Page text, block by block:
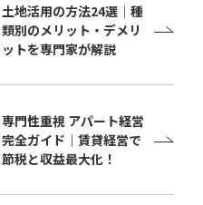
土地活用の方法24選｜種
類別のメリット・デメリ
ットを専門家が解説
専門性重視 アパート経営
完全ガイド｜賃貸経営で
節税と収益最大化！